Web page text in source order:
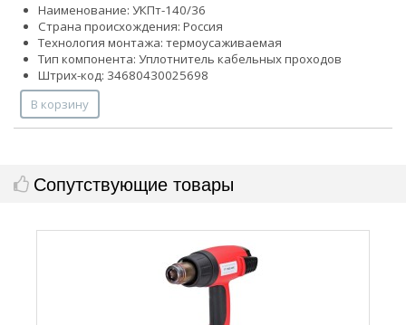
Наименование: УКПт-140/36
Страна происхождения: Россия
Технология монтажа: термоусаживаемая
Тип компонента: Уплотнитель кабельных проходов
Штрих-код: 34680430025698
В корзину
Сопутствующие товары